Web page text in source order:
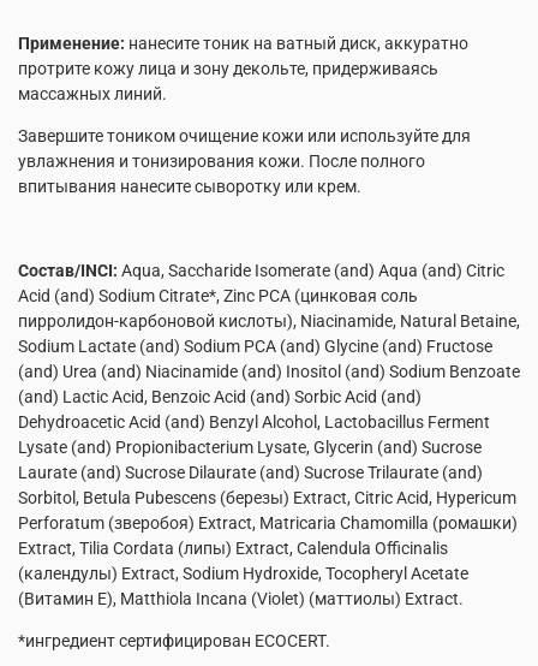
Применение: нанесите тоник на ватный диск, аккуратно
протрите кожу лица и зону декольте, придерживаясь
массажных линий.
Завершите тоником очищение кожи или используйте для
увлажнения и тонизирования кожи. После полного
впитывания нанесите сыворотку или крем.
Состав/INCI: Aqua, Saccharide Isomerate (and) Aqua (and) Citric
Acid (and) Sodium Citrate*, Zinc PCA (цинковая соль
пирролидон-карбоновой кислоты), Niacinamide, Natural Betaine,
Sodium Lactate (and) Sodium PCA (and) Glycine (and) Fructose
(and) Urea (and) Niacinamide (and) Inositol (and) Sodium Benzoate
(and) Lactic Acid, Benzoic Acid (and) Sorbic Acid (and)
Dehydroacetic Acid (and) Benzyl Alcohol, Lactobacillus Ferment
Lysate (and) Propionibacterium Lysate, Glycerin (and) Sucrose
Laurate (and) Sucrose Dilaurate (and) Sucrose Trilaurate (and)
Sorbitol, Betula Pubescens (березы) Extract, Citric Acid, Hypericum
Perforatum (зверобоя) Extract, Matricaria Chamomilla (ромашки)
Extract, Tilia Cordata (липы) Extract, Calendula Officinalis
(календулы) Extract, Sodium Hydroxide, Tocopheryl Acetate
(Витамин Е), Matthiola Incana (Violet) (маттиолы) Extract.
*ингредиент сертифицирован ECOCERT.